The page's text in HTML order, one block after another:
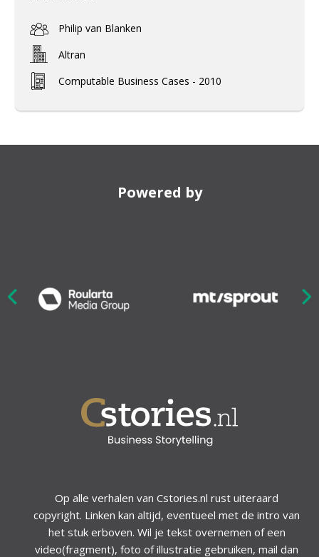
Philip van Blanken
Altran
Computable Business Cases - 2010
Powered by
Op alle verhalen van Cstories.nl rust uiteraard
copyright. Linken kan altijd, eventueel met de intro van
het stuk erboven. Wil je tekst overnemen of een
video(fragment), foto of illustratie gebruiken, mail dan